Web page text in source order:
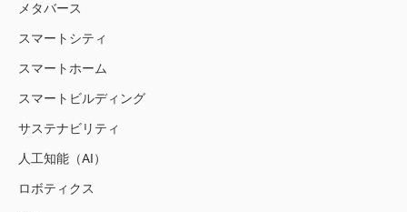
メタバース
スマートシティ
スマートホーム
スマートビルディング
サステナビリティ
人工知能（AI）
ロボティクス